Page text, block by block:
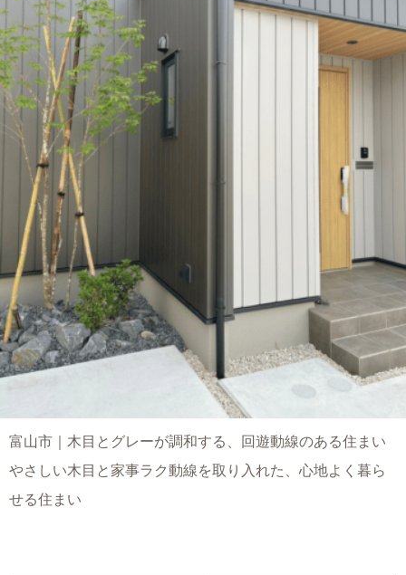
富山市｜木目とグレーが調和する、回遊動線のある住まい
やさしい木目と家事ラク動線を取り入れた、心地よく暮ら
せる住まい